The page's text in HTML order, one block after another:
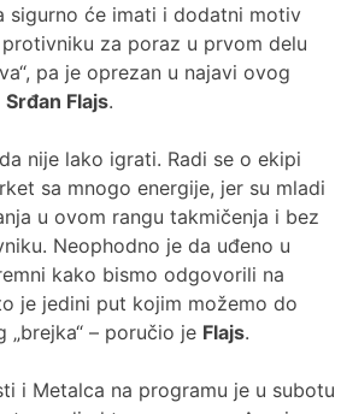
sigurno će imati i dodatni motiv
za poraz u prvom delu
pa je oprezan u najavi ovog
Srđan Flajs.
nije lako igrati. Radi se o ekipi
sa mnogo energije, jer su mladi
u ovom rangu takmičenja i bez
Neophodno je da uđeno u
kako bismo odgovorili na
je jedini put kojim možemo do
– poručio je Flajs.
i Metalca na programu je u subotu